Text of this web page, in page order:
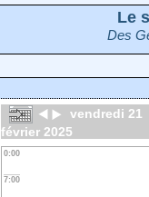
Le
Des
vendredi 21
février 2025
0:00
7:00